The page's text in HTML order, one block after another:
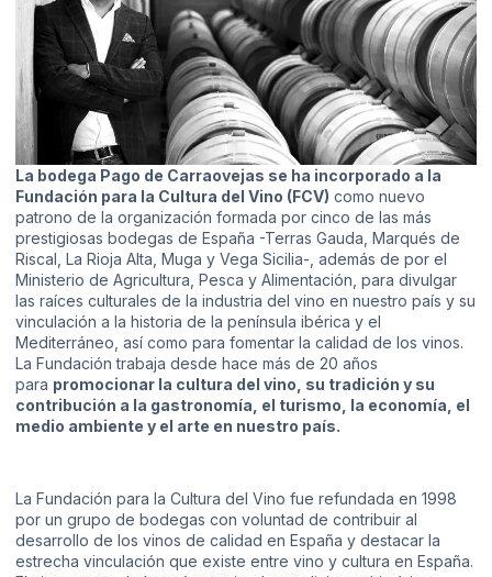
La bodega Pago de Carraovejas se ha incorporado a la
Fundación para la Cultura del Vino (FCV) como nuevo
patrono de la organización formada por cinco de las más
prestigiosas bodegas de España -Terras Gauda, Marqués de
Riscal, La Rioja Alta, Muga y Vega Sicilia-, además de por el
Ministerio de Agricultura, Pesca y Alimentación, para divulgar
las raíces culturales de la industria del vino en nuestro país y su
vinculación a la historia de la península ibérica y el
Mediterráneo, así como para fomentar la calidad de los vinos.
La Fundación trabaja desde hace más de 20 años
para promocionar la cultura del vino, su tradición y su
contribución a la gastronomía, el turismo, la economía, el
medio ambiente y el arte en nuestro país.
La Fundación para la Cultura del Vino fue refundada en 1998
por un grupo de bodegas con voluntad de contribuir al
desarrollo de los vinos de calidad en España y destacar la
estrecha vinculación que existe entre vino y cultura en España.